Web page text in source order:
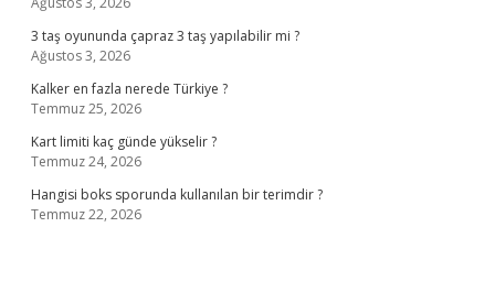
3 taş oyununda çapraz 3 taş yapılabilir mi ?
Ağustos 3, 2026
Kalker en fazla nerede Türkiye ?
Temmuz 25, 2026
Kart limiti kaç günde yükselir ?
Temmuz 24, 2026
Hangisi boks sporunda kullanılan bir terimdir ?
Temmuz 22, 2026